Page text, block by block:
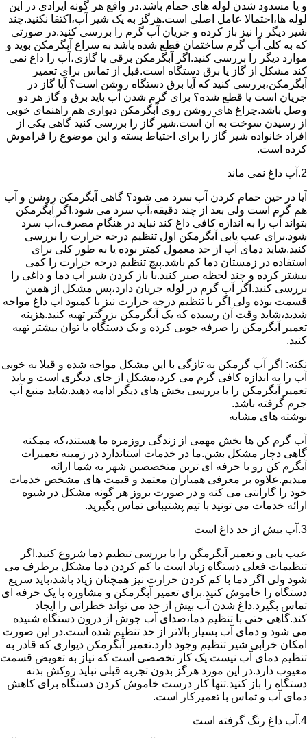
و یا مسدود شدن لوله های حمام باشد.در واقع هر گونه ایرادی در این
لوله ها،احتمالا عامل اصلی است.هرگز به یک شیر آب،اکتفا نکنید.چند
شیر دیگر را نیز باز کرده و جریان آب گرم را بررسی کنید.در صورتی
که به کلی آب گرم ساختمان قطع شده باشد به سراغ آبگرمکن بوید و
موارد دیگر را بررسی کنید.اگر آبگرمکن برقی یا گازی،آب را داغ نمی
کند مشکل از گاز یا برق دستگاه است.قبل از تماس برای تعمیر
آبگرمکن،بررسی کنید که آیا برق دستگاه روشن است؟ آیا گاز در
جریان است یا قطع شده؟ برای گرم شدن آب باید برق و گاز هر دو
وصل باشد.چراغ های روشن روی آبگرمکن دیواری هم راهنمای خوبی
از رسیدن سوخت به آن است.شیر گاز را بررسی کنید گاهی یکی از
افراد خانواده شیر گاز را برای احتیاط بسته و این موضوع را فراموش
کرده است.
2.آب داغ نمی ماند
آیا در حین حمام کردن آب سرد می شود؟ گاهی آبگرمکن روشن و آب
هم گرم است ولی بعد از چند دقیقه،آب سرد می شود.اگر آبگرمکن
بتواند آب را به اندازه کافی داغ کند نباید در هنگام مصرف،آب سرد
شود.برای عیب یابی آبگرمکن اول تنظیم درجه حرارت را بررسی
کنید.شاید دمای آب از حد معمول کمتر بوده یا به طور کلی برای
استفاده در زمستان دما کم باشد.پیچ تنظیم درجه حرارت را کمی
بیشتر کرده و چند لحظه صبر کنید.با باز کردن شیر آب دما و داغی را
بررسی کنید.اگر آب گرم در لوله جریان دارد،پس مشکل از همین
قسمت بوده ولی اگر با تنظیم درجه حرارت نیز با کمبود اب داغ مواجه
شدید،شاید وقت آن رسیده که یک آبگرمکن بزرگتر تهیه کنید.هزینه
تعمیر آبگرمکن را صرفه جویی کرده و یک دستگاه با توان بیشتر تهیه
کنید.
نکته: اگر آب گرمکن به تازگی با این مشکل مواجه شده و قبلا به خوبی
آب را به اندازه کافی گرم می کرد،مشکل از جای دیگری است و باید
تعمیر آبگرمکن را با بررسی بخش های دیگر ادامه دهید.شاید منبع آب
جرم گرفته باشد.
نوشته های مشابه
آب گرم کن ها بخش مهمی از زندگی روزمره ما هستند،که ممکنه
گاهی دچار مشکل بشن.ما در خدمات استاندارد در زمینه تعمیرات
آبگرم کن رو با حرفه ای ترین متخصصین شهر به شما ارائه
میدیم.علاوه بر معرفی همیاران معتمد و قیمت های مشخص خدمات
خود را گارانتی می کنه و در صورت بروز هر گونه مشکل در شیوه
ارائه خدمات می تونید با تیم پشتیبانی تماس بگیرید.
3.آب بیش از حد داغ است
عیب یابی و تعمیر آبگرمگن را با بررسی تنظیم دما شروع کنید.اگر
تنظیمات فعلی دستگاه زیاد است با کم کردن دما مشکل برطرف می
شود ولی اگر دما با کم کردن حرارت نیز همچنان زیاد باشد،باید سریع
دستگاه را خاموش کنید.برای تعمیر آبگرمکن و مشاوره با یک حرفه ای
تماس بگیرد.داغ شدن آب بیش از حد می تواند خطراتی را ایجاد
کند.گاهی حتی با تنظیم دما،صدای آب جوش از درون دستگاه شنیده
می شود و دمای آب بسیار بالاتر از حد تنظیم شده است.در این صورت
امکان خرابی شیر تنظیم وجود دارد.تعمیر آبگرمکن دیواری که قادر به
تنظیم دمای آب نیست یک کار تخصصی است که نیاز به تعویض قسمت
معیوب دارد.در این مورد هرگز بدون تجربه قبلی نباید روکش بدنه
دستگاه را باز کنید.تنها کار درست خاموش کردن دستگاه برای کاهش
دمای آب و تماس با تعمیرکار است.
4.آب داغ رنگ گرفته است